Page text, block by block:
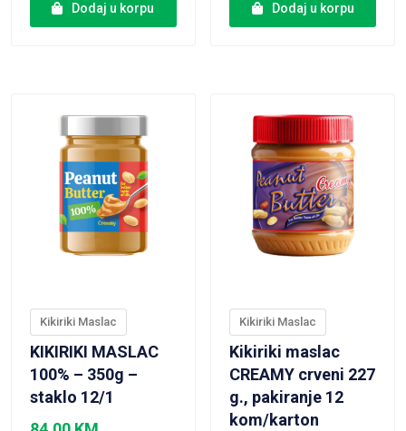
Dodaj u korpu Dodaj u korpu
Kikiriki Maslac
KIKIRIKI MASLAC
100% – 350g –
staklo 12/1
Kikiriki Maslac
Kikiriki maslac
CREAMY crveni 227
g., pakiranje 12
kom/karton